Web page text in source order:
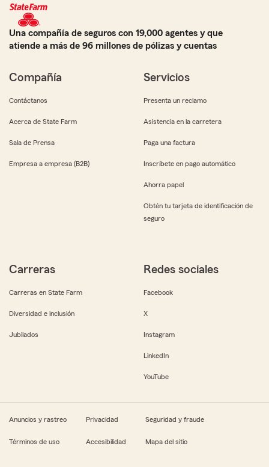
Una compañía de seguros con 19,000 agentes y que
atiende a más de 96 millones de pólizas y cuentas
Compañía
Contáctanos
Acerca de State Farm
Sala de Prensa
Empresa a empresa (B2B)
Servicios
Presenta un reclamo
Asistencia en la carretera
Paga una factura
Inscríbete en pago automático
Ahorra papel
Obtén tu tarjeta de identificación de
seguro
Carreras
Carreras en State Farm
Diversidad e inclusión
Jubilados
Redes sociales
Facebook
X
Instagram
LinkedIn
YouTube
Anuncios y rastreo Privacidad Seguridad y fraude
Términos de uso Accesibilidad Mapa del sitio